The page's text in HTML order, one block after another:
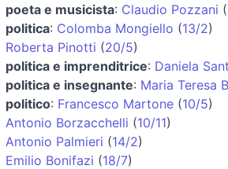
poeta e musicista: Claudio Pozzani (
politica: Colomba Mongiello (13/2)
Roberta Pinotti (20/5)
politica e imprenditrice: Daniela
politica e insegnante: Maria Teresa
politico: Francesco Martone (10/5)
Antonio Borzacchelli (10/11)
Antonio Palmieri (14/2)
Emilio Bonifazi (18/7)